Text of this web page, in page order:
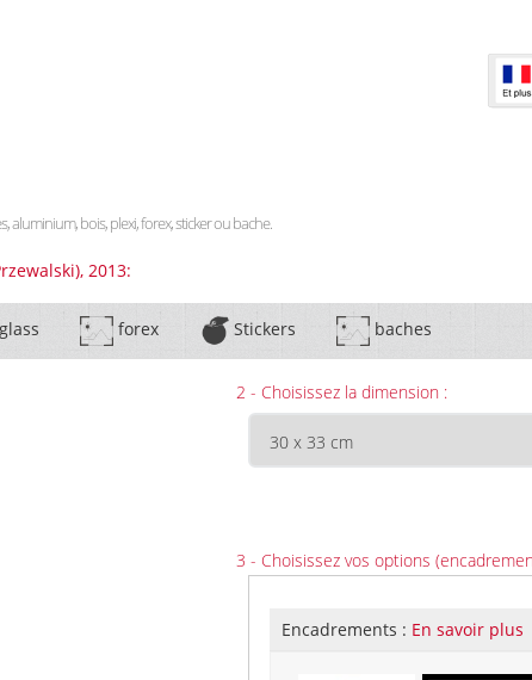
aluminium, bois, plexi, forex, sticker ou bache.
2013:
forex Stickers baches
2 - Choisissez la dimension :
3 - Choisissez vos options
Encadrements : En savoir plus